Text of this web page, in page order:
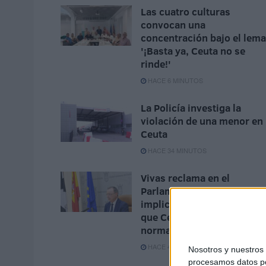
Nosotros y nuestros
procesamos datos
Las cuatro culturas
convocan una
concentración bajo el lema
'¡Basta ya, Ceuta no se
rinde!'
HACE 6 MINUTOS
La Policía investiga la
violación de una menor en
Ceuta
HACE 34 MINUTOS
Vivas reclama en el
Parlamento Europeo la
implicación de la UE para
que Ceuta recupere la
normalidad
HACE 49 MINUTOS